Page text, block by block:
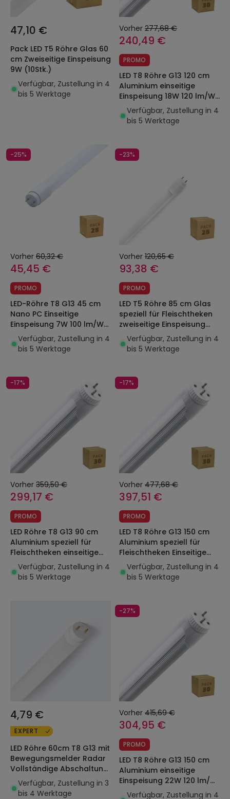
47,10 €
Pack LED T5 Röhre Glas 60
cm Zweiseitige Einspeisung
9W (10Stk.)
Verfügbar, Zustellung in 4
bis 5 Werktage
Vorher 277,68 €
240,49 €
PROMO
LED T8 Röhre G13 120 cm
Aluminium einseitige
Einspeisung 18W 120 lm/W
(Pack 30 Einheiten)
Verfügbar, Zustellung in 4
bis 5 Werktage
-25%
Vorher 60,32 €
45,45 €
PROMO
LED-Röhre T8 G13 45 cm
Nano PC Einseitige
Einspeisung 7W 100 lm/W
(Pack 25 Einheiten)
Verfügbar, Zustellung in 4
bis 5 Werktage
-23%
Vorher 120,65 €
93,38 €
PROMO
LED T5 Röhre 85 cm Glas
speziell für Fleischtheken
zweiseitige Einspeisung
14W (Pack 25 Einheiten)
Verfügbar, Zustellung in 4
bis 5 Werktage
-17%
Vorher 359,50 €
299,17 €
PROMO
LED Röhre T8 G13 90 cm
Aluminium speziell für
Fleischtheken einseitige
Einspeisung 12W 120 lm/W
(Pack 30 Einheiten)
Verfügbar, Zustellung in 4
bis 5 Werktage
-17%
Vorher 477,68 €
397,51 €
PROMO
LED T8 Röhre G13 150 cm
Aluminium speziell für
Fleischtheken Einseitige
Einspeisung 22W 120 lm/W
(Pack 30 Einheiten)
Verfügbar, Zustellung in 4
bis 5 Werktage
4,79 €
EXPERT
LED Röhre 60cm T8 G13 mit
Bewegungsmelder Radar
Vollständige Abschaltung
Einseitiger Anschluss 9W
140lm/W
Verfügbar, Zustellung in 3
bis 4 Werktage
-27%
Vorher 415,69 €
304,95 €
PROMO
LED T8 Röhre G13 150 cm
Aluminium einseitige
Einspeisung 22W 120 lm/W
(Pack 30 Einheiten)
Verfügbar, Zustellung in 4